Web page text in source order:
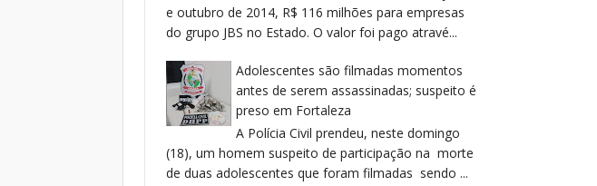
e outubro de 2014, R$ 116 milhões para empresas
do grupo JBS no Estado. O valor foi pago atravé...
Adolescentes são filmadas momentos
antes de serem assassinadas; suspeito é
preso em Fortaleza
A Polícia Civil prendeu, neste domingo
(18), um homem suspeito de participação na morte
de duas adolescentes que foram filmadas sendo ...